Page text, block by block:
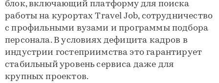
блок, включающий платформу для поиска
работы на курортах Travel Job, сотрудничество
с профильными вузами и программы подбора
персонала. В условиях дефицита кадров в
индустрии гостеприимства это гарантирует
стабильный уровень сервиса даже для
крупных проектов.